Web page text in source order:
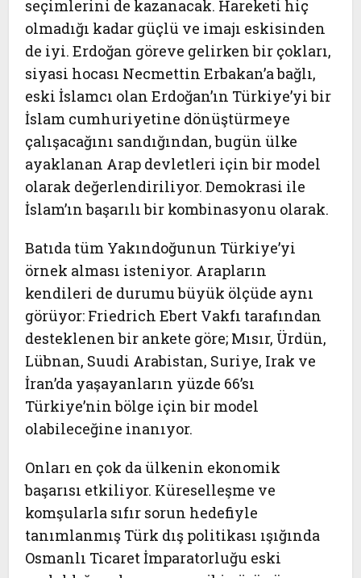
seçimlerini de kazanacak. Hareketi hiç
olmadığı kadar güçlü ve imajı eskisinden
de iyi. Erdoğan göreve gelirken bir çokları,
siyasi hocası Necmettin Erbakan’a bağlı,
eski İslamcı olan Erdoğan’ın Türkiye’yi bir
İslam cumhuriyetine dönüştürmeye
çalışacağını sandığından, bugün ülke
ayaklanan Arap devletleri için bir model
olarak değerlendiriliyor. Demokrasi ile
İslam’ın başarılı bir kombinasyonu olarak.
Batıda tüm Yakındoğunun Türkiye’yi
örnek alması isteniyor. Arapların
kendileri de durumu büyük ölçüde aynı
görüyor: Friedrich Ebert Vakfı tarafından
desteklenen bir ankete göre; Mısır, Ürdün,
Lübnan, Suudi Arabistan, Suriye, Irak ve
İran’da yaşayanların yüzde 66’sı
Türkiye’nin bölge için bir model
olabileceğine inanıyor.
Onları en çok da ülkenin ekonomik
başarısı etkiliyor. Küreselleşme ve
komşularla sıfır sorun hedefiyle
tanımlanmış Türk dış politikası ışığında
Osmanlı Ticaret İmparatorluğu eski